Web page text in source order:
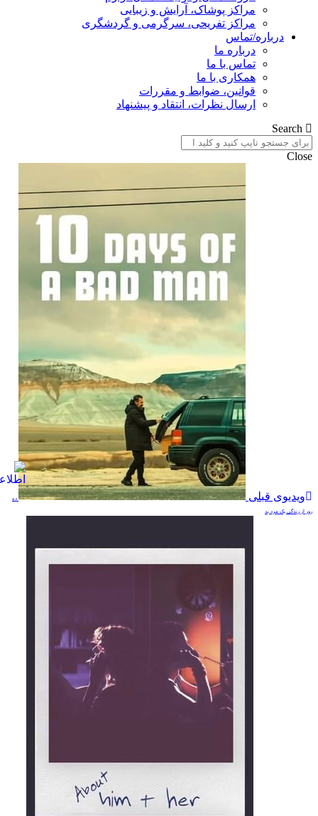
مراکز پوشاک، آرایش و زیبایی
مراکز تفریحی، سرگرمی و گردشگری
درباره/تماس
درباره ما
تماس با ما
همکاری با ما
قوانین، ضوابط و مقررات
ارسال نظرات، انتقاد و پیشنهاد
Search
Close
ویدیوی قبلی ده
روز از زندگی یک مرد بد